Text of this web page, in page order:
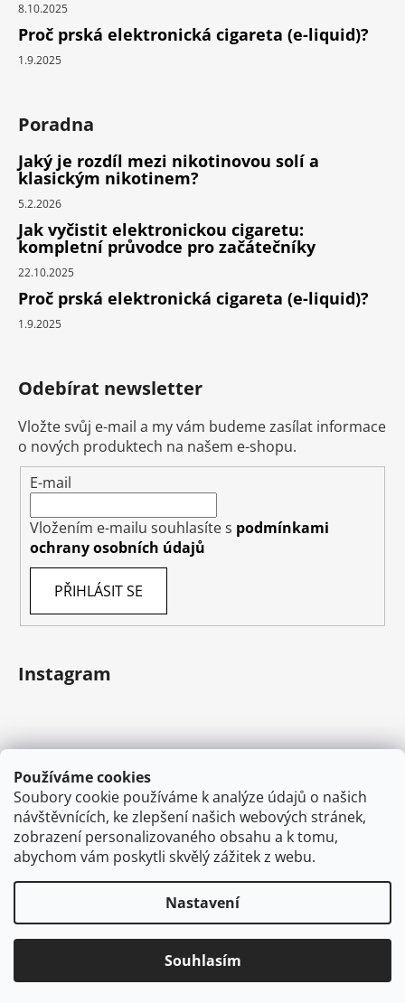
Používáme cookies
Soubory cookie používáme k analýze údajů o našich
návštěvnících, ke zlepšení našich webových stránek,
zobrazení personalizovaného obsahu a k tomu,
abychom vám poskytli skvělý zážitek z webu.
Nastavení
Souhlasím
8.10.2025
Proč prská elektronická cigareta (e-liquid)?
1.9.2025
Poradna
Jaký je rozdíl mezi nikotinovou solí a
klasickým nikotinem?
5.2.2026
Jak vyčistit elektronickou cigaretu:
kompletní průvodce pro začátečníky
22.10.2025
Proč prská elektronická cigareta (e-liquid)?
1.9.2025
Odebírat newsletter
Vložte svůj e-mail a my vám budeme zasílat informace
o nových produktech na našem e-shopu.
E-mail
Vložením e-mailu souhlasíte s podmínkami
ochrany osobních údajů
PŘIHLÁSIT SE
Instagram
Sledovat na Instagramu
Vytvořil Shoptet